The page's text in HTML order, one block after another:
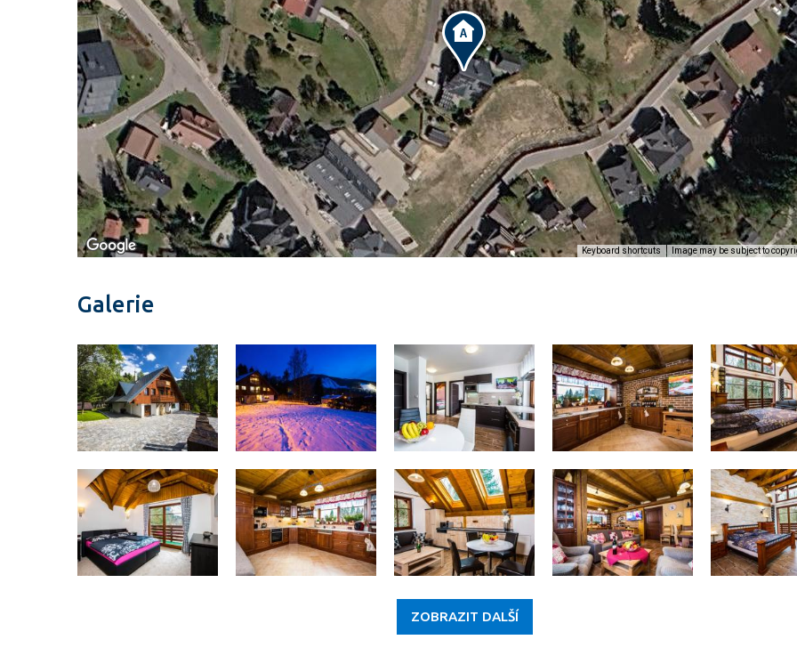
Keyboard shortcuts Image may be subject to
Galerie
ZOBRAZIT DALŠÍ